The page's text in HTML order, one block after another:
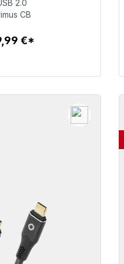
€
2.0
CB
€*